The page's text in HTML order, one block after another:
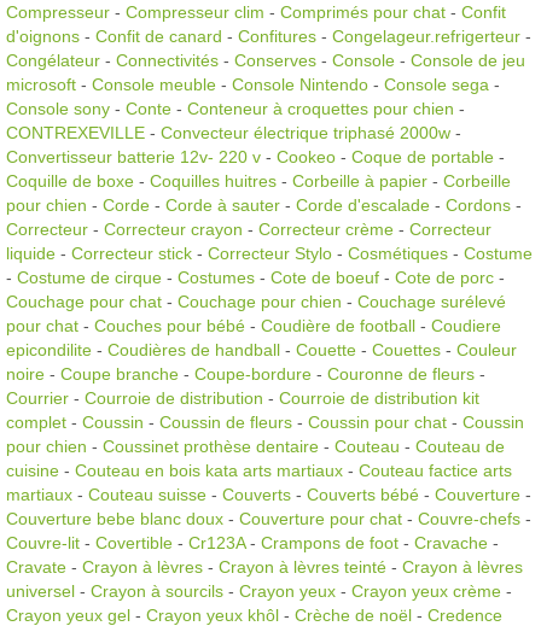
Compresseur - Compresseur clim - Comprimés pour chat - Confit
d'oignons - Confit de canard - Confitures - Congelageur.refrigerteur -
Congélateur - Connectivités - Conserves - Console - Console de jeu
microsoft - Console meuble - Console Nintendo - Console sega -
Console sony - Conte - Conteneur à croquettes pour chien -
CONTREXEVILLE - Convecteur électrique triphasé 2000w -
Convertisseur batterie 12v- 220 v - Cookeo - Coque de portable -
Coquille de boxe - Coquilles huitres - Corbeille à papier - Corbeille
pour chien - Corde - Corde à sauter - Corde d'escalade - Cordons -
Correcteur - Correcteur crayon - Correcteur crème - Correcteur
liquide - Correcteur stick - Correcteur Stylo - Cosmétiques - Costume
- Costume de cirque - Costumes - Cote de boeuf - Cote de porc -
Couchage pour chat - Couchage pour chien - Couchage surélevé
pour chat - Couches pour bébé - Coudière de football - Coudiere
epicondilite - Coudières de handball - Couette - Couettes - Couleur
noire - Coupe branche - Coupe-bordure - Couronne de fleurs -
Courrier - Courroie de distribution - Courroie de distribution kit
complet - Coussin - Coussin de fleurs - Coussin pour chat - Coussin
pour chien - Coussinet prothèse dentaire - Couteau - Couteau de
cuisine - Couteau en bois kata arts martiaux - Couteau factice arts
martiaux - Couteau suisse - Couverts - Couverts bébé - Couverture -
Couverture bebe blanc doux - Couverture pour chat - Couvre-chefs -
Couvre-lit - Covertible - Cr123A- Crampons de foot - Cravache -
Cravate - Crayon à lèvres - Crayon à lèvres teinté - Crayon à lèvres
universel - Crayon à sourcils - Crayon yeux - Crayon yeux crème -
Crayon yeux gel - Crayon yeux khôl - Crèche de noël - Credence